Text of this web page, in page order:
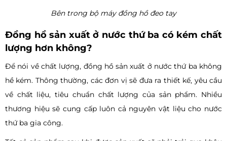
Bên trong bộ máy đồng hồ đeo tay
Đồng hồ sản xuất ở nước thứ ba có kém chất
lượng hơn không?
Để nói về chất lượng, đồng hồ sản xuất ở nước thứ ba không
hề kém. Thông thường, các đơn vị sẽ đưa ra thiết kế, yêu cầu
về chất liệu, tiêu chuẩn chất lượng của sản phẩm. Nhiều
thương hiệu sẽ cung cấp luôn cả nguyên vật liệu cho nước
thứ ba gia công.